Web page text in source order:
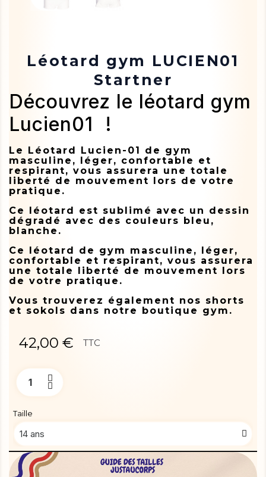
Léotard gym LUCIEN01
Startner
Découvrez le léotard gym
Lucien01 !
Le Léotard Lucien-01 de gym
masculine, léger, confortable et
respirant, vous assurera une totale
liberté de mouvement lors de votre
pratique.
Ce léotard est sublimé avec un dessin
dégradé avec des couleurs bleu,
blanche.
Ce léotard de gym masculine, léger,
confortable et respirant, vous assurera
une totale liberté de mouvement lors
de votre pratique.
Vous trouverez également nos shorts
et sokols dans notre boutique gym.
42,00 € TTC
Taille